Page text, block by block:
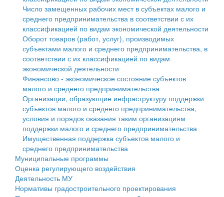
Социальная защита
Фотоальбом
Муниципальные услуги
Проекты административных регламентов
Антимонопольный комплаенс
Противодействие коррупции
Информационная поддержка субъектов малого и
среднего предпринимательства
Муниципальные программы
Контрольно-счетная палата
Персональные данные
Оценка регулирующего воздействия
Деятельность МУ
Нормативы градостроительного проектирования
Правила землепользования и застройки
Генеральные планы
Число замещенных рабочих мест в субъектах малого и
среднего предпринимательства в соответствии с их
классификацией по видам экономической деятельности
Оборот товаров (работ, услуг), производимых
субъектами малого и среднего предпринимательства, в
соответствии с их классификацией по видам
экономической деятельности
Финансово - экономическое состояние субъектов
малого и среднего предпринимательства
Организации, образующие инфраструктуру поддержки
субъектов малого и среднего предпринимательства,
условия и порядок оказания таким организациям
поддержки малого и среднего предпринимательства
Имущественная поддержка субъектов малого и
среднего предпринимательства
Муниципальные программы
Оценка регулирующего воздействия
Деятельность МУ
Нормативы градостроительного проектирования